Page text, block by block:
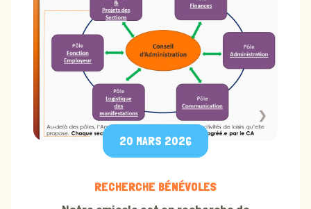
20 MARS 2026
RECHERCHE BÉNÉVOLES